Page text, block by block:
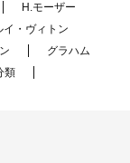
H.モーザー
イ・ヴィトン
グラハム
類